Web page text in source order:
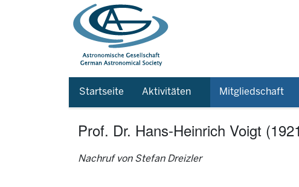
Startseite Aktivitäten Mitgliedschaft
Prof. Dr. Hans-Heinrich Voigt
Nachruf von Stefan Dreizler